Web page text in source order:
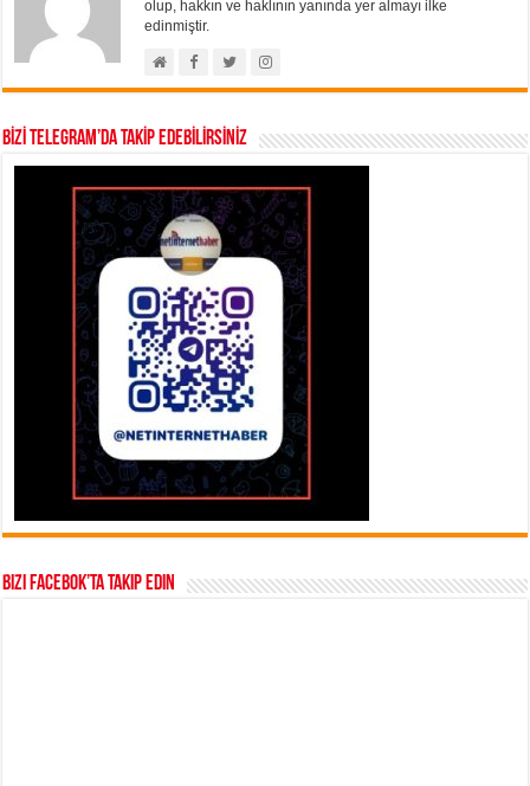
olup, hakkın ve haklının yanında yer almayı ilke
edinmiştir.
BİZİ TELEGRAM’DA TAKİP EDEBİLİRSİNİZ
Bizi Facebok’ta takip edin